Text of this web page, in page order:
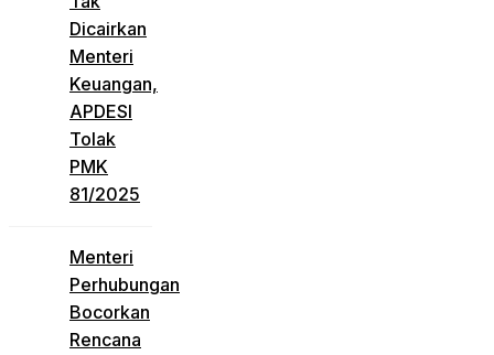
Dicairkan
Menteri
Keuangan,
APDESI
Tolak
PMK
81/2025
Menteri
Perhubungan
Bocorkan
Rencana